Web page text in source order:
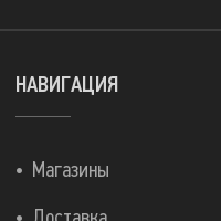
НАВИГАЦИЯ
Магазины